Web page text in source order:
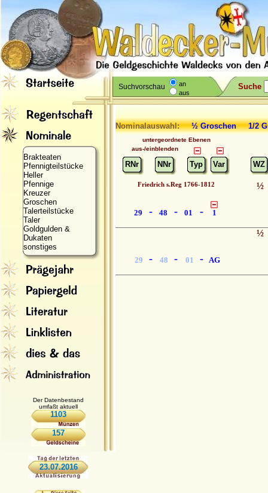
Suchvorschau
an
aus
Suche
Brakteaten
Pfennigteilstücke
Heller
Pfennige
Kreuzer
Groschen
Talerteilstücke
Taler
Goldgulden &
Dukaten
sonstiges
Der Datenbestand
umfaßt aktuell
1103
157
23.07.2016
Nominalauswahl:½ Groschen 1/2
untergeordnete Ebenen
aus-/einblenden
RNr NNr Typ Var WZ
Friedrich s.Reg 1766-1812
29 - 48 - 01 - 1
½
29 - 48 - 01 - AG
½